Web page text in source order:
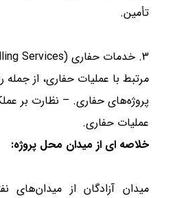
تأمین.
مرتبط با عملیات حفاری، از جمله
پروژه‌های حفاری. – نظارت بر
عملیات حفاری.
خلاصه ای از میدان محل پروژه:
میدان آزادگان از میدان‌های